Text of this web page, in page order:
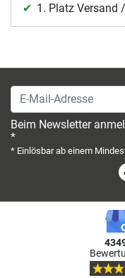
1. Platz Versand
E-Mail-Adresse
Beim Newsletter
*
* Einlösbar ab einem